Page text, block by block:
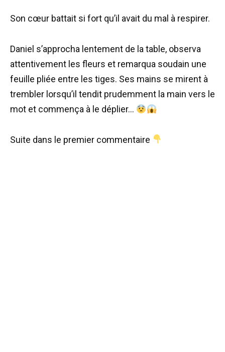
Son cœur battait si fort qu’il avait du mal à respirer.
Daniel s’approcha lentement de la table, observa
attentivement les fleurs et remarqua soudain une
feuille pliée entre les tiges. Ses mains se mirent à
trembler lorsqu’il tendit prudemment la main vers le
mot et commença à le déplier…
Suite dans le premier commentaire